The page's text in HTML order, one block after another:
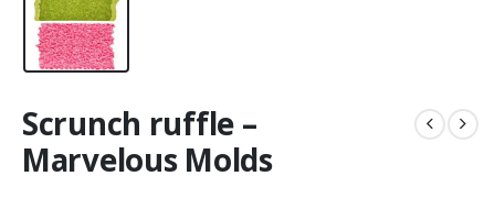
Scrunch ruffle –
Marvelous Molds